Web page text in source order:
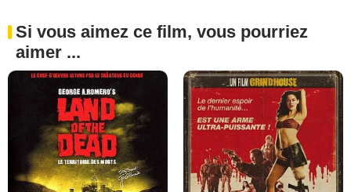
Si vous aimez ce film, vous pourriez
aimer ...